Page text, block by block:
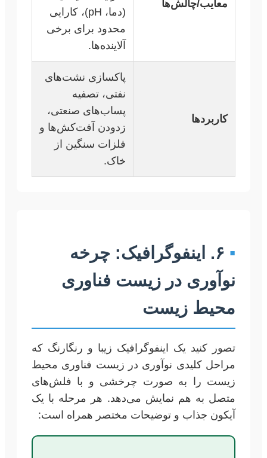
معایب/چالش‌ها
(دما، pH)، کارایی
محدود برای برخی
آلاینده‌ها.
کاربردها
پاکسازی نشت‌های
نفتی، تصفیه
پساب‌های صنعتی،
زدودن آفت‌کش‌ها و
فلزات سنگین از
خاک.
▪
۶. اینفوگرافیک: چرخه
نوآوری در زیست فناوری
محیط زیست
تصور کنید یک اینفوگرافیک زیبا و رنگارنگ که
مراحل کلیدی نوآوری در زیست فناوری محیط
زیست را به صورت چرخشی و با فلش‌های
متصل به هم نمایش می‌دهد. هر مرحله با یک
آیکون جذاب و توضیحات مختصر همراه است: